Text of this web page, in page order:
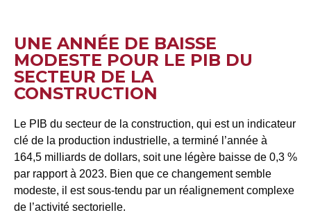
UNE ANNÉE DE BAISSE
MODESTE POUR LE PIB DU
SECTEUR DE LA
CONSTRUCTION
Le PIB du secteur de la construction, qui est un indicateur
clé de la production industrielle, a terminé l’année à
164,5 milliards de dollars, soit une légère baisse de 0,3 %
par rapport à 2023. Bien que ce changement semble
modeste, il est sous-tendu par un réalignement complexe
de l’activité sectorielle.